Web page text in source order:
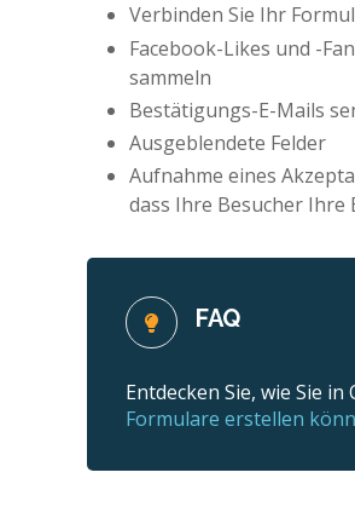
Verbinden Sie Ihr
Facebook-Likes und -
sammeln
Bestätigungs-E-Mails
Ausgeblendete Felder
Aufnahme eines
dass Ihre Besucher
FAQ
Entdecken Sie, wie Sie in
Formulare erstellen